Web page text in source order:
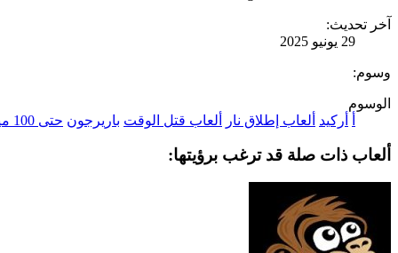
آخر تحديث:
29 يونيو 2025
وسوم:
الوسوم
أركيد ألعاب إطلاق نار ألعاب قتل الوقت باريرجون حتى 100 ميجا بايت
ألعاب ذات صلة قد ترغب برؤيتها: